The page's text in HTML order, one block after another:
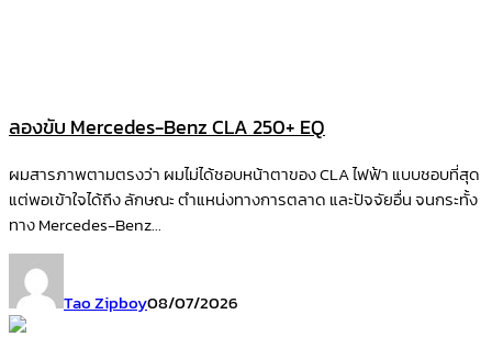
ลองขับ Mercedes-Benz CLA 250+ EQ
ผมสารภาพตามตรงว่า ผมไม่ได้ชอบหน้าตาของ CLA ไฟฟ้า แบบชอบที่สุด
แต่พอเข้าใจได้ถึง ลักษณะ ตำแหน่งทางการตลาด และปัจจัยอื่น จนกระทั้ง
ทาง Mercedes-Benz...
Tao Zipboy08/07/2026